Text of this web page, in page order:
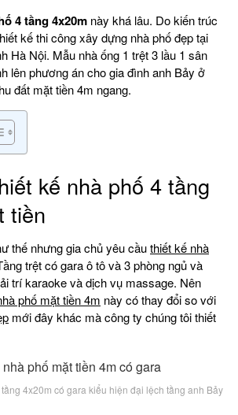
4 tầng 4x20m này khá lâu. Do kiến trúc
kế thi công xây dựng nhà phố đẹp tại
Hà Nội. Mẫu nhà ống 1 trệt 3 lầu 1 sân
lên phương án cho gia đình anh Bảy ở
đất mặt tiền 4m ngang.
kế nhà phố 4 tầng
tiền
thế nhưng gia chủ yêu cầuthiết kế nhà
trệt có gara ô tô và 3 phòng ngủ và
trí karaoke và dịch vụ massage. Nên
phố mặt tiền 4m này có thay đổi so với
mới đây khác mà công ty chúng tôi thiết
4x20m có gara kiểu hiện đại lệch tầng anh Bảy